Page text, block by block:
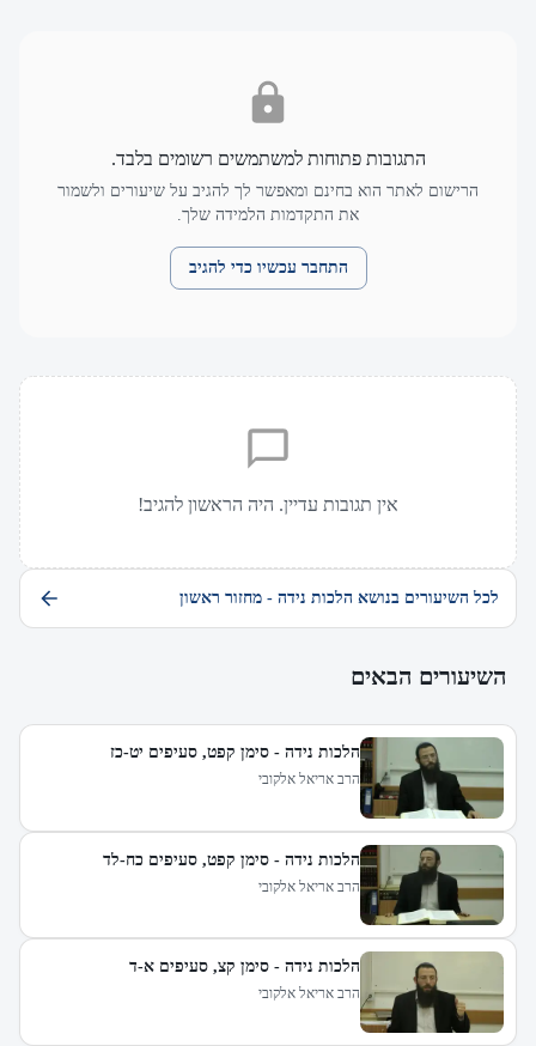
התגובות פתוחות למשתמשים רשומים בלבד.
הרישום לאתר הוא בחינם ומאפשר לך להגיב על שיעורים ולשמור
את התקדמות הלמידה שלך.
התחבר עכשיו כדי להגיב
אין תגובות עדיין. היה הראשון להגיב!
לכל השיעורים בנושא הלכות נידה - מחזור ראשון
השיעורים הבאים
הלכות נידה - סימן קפט, סעיפים יט-כז
הרב אריאל אלקובי
הלכות נידה - סימן קפט, סעיפים כח-לד
הרב אריאל אלקובי
הלכות נידה - סימן קצ, סעיפים א-ד
הרב אריאל אלקובי